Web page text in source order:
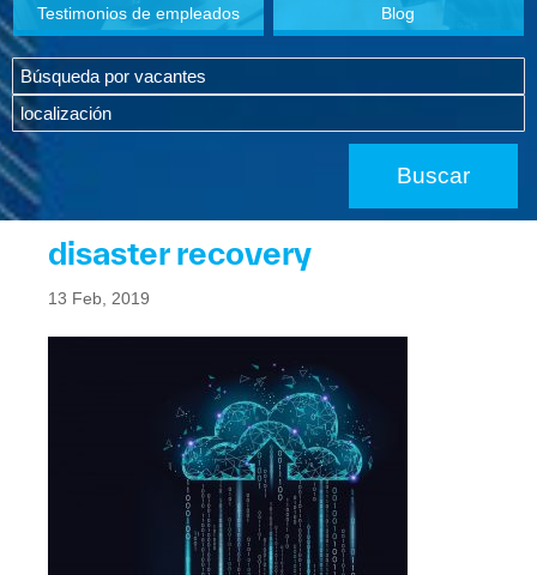
Testimonios de empleados Blog
disaster recovery
13 Feb, 2019